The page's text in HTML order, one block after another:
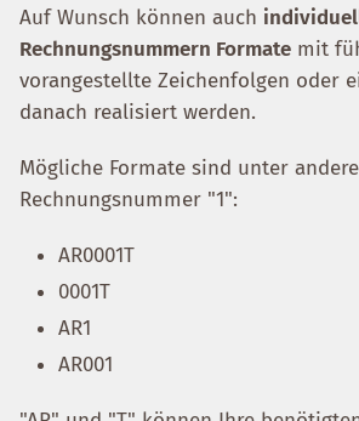
Auf Wunsch können auch
Rechnungsnummern Formate mit
vorangestellte Zeichenfolgen oder
danach realisiert werden.
Mögliche Formate sind unter
Rechnungsnummer "1":
AR0001T
0001T
AR1
AR001